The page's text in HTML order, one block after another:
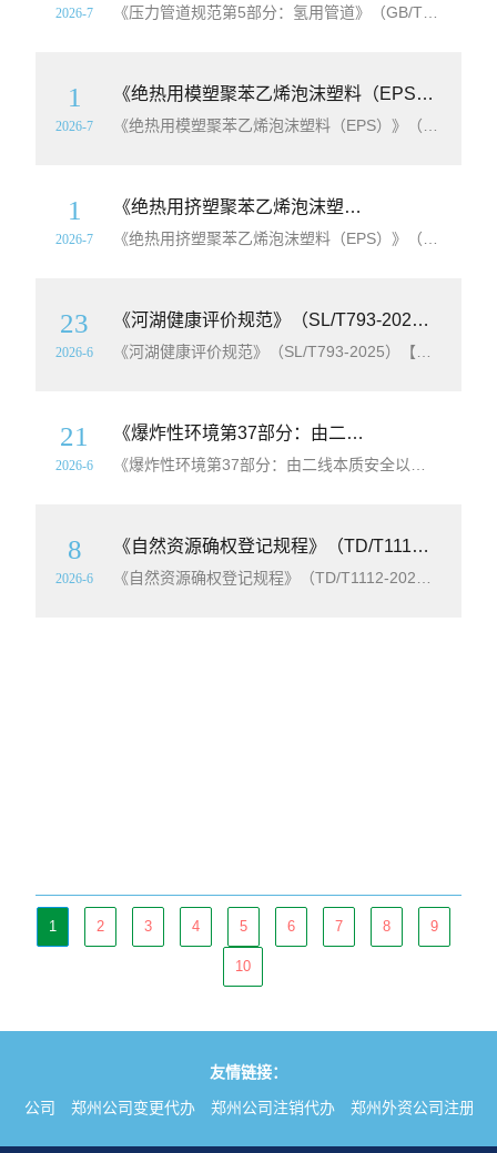
2026-7
1
2026-7
《绝热用模塑聚苯乙烯泡沫塑料（EPS）》（GB/T10801.1-2025）【全文附高清无水印PDF+Word版下载】
1
2026-7
《绝热用挤塑聚苯乙烯泡沫塑料（EPS）》（GB/T10801.2-2025）【全文附高清无水印PDF+Word版下载】
23
2026-6
《河湖健康评价规范》（SL/T793-2025）【全文附高清无水印PDF+Word版下载】
21
2026-6
《爆炸性环境第37部分：由二线本质安全以太网概念（2-WISE）保护的设备》（GB/Z3836.37-2025）【全文附高清无水印PDF+Word版下载】
8
2026-6
《自然资源确权登记规程》（TD/T1112-2025）【全文附高清无水印PDF+Word版下载】
1 2 3 4 5 6 7 8 9
10
友情链接：
公司
郑州公司变更代办 郑州公司注销代办 郑州外资公司注册